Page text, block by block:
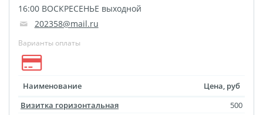
16:00 ВОСКРЕСЕНЬЕ выходной
202358@mail.ru
Варианты оплаты
Наименование
Цена, руб
Визитка горизонтальная
500